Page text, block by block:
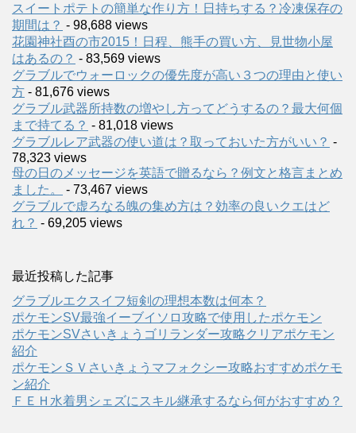
スイートポテトの簡単な作り方！日持ちする？冷凍保存の
期間は？ - 98,688 views
花園神社酉の市2015！日程、熊手の買い方、見世物小屋
はあるの？ - 83,569 views
グラブルでウォーロックの優先度が高い３つの理由と使い
方 - 81,676 views
グラブル武器所持数の増やし方ってどうするの？最大何個
まで持てる？ - 81,018 views
グラブルレア武器の使い道は？取っておいた方がいい？ -
78,323 views
母の日のメッセージを英語で贈るなら？例文と格言まとめ
ました。
- 73,467 views
グラブルで虚ろなる魄の集め方は？効率の良いクエはど
れ？ - 69,205 views
最近投稿した記事
グラブルエクスイフ短剣の理想本数は何本？
ポケモンSV最強イーブイソロ攻略で使用したポケモン
ポケモンSVさいきょうゴリランダー攻略クリアポケモン
紹介
ポケモンＳＶさいきょうマフォクシー攻略おすすめポケモ
ン紹介
ＦＥＨ水着男シェズにスキル継承するなら何がおすすめ？